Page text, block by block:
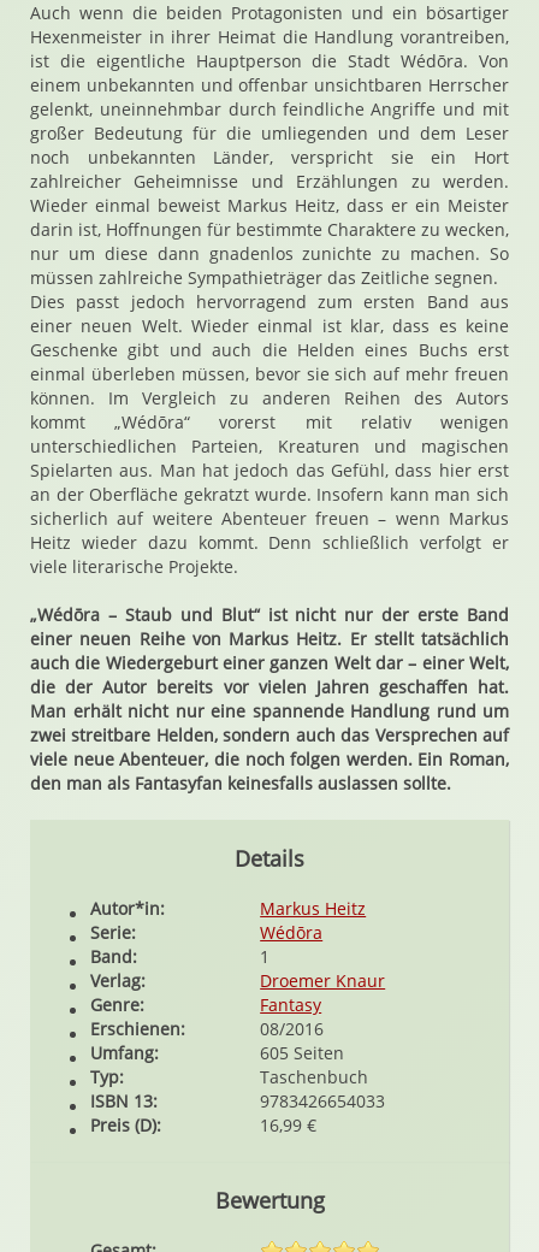
Auch wenn die beiden Protagonisten und ein bösartiger
Hexenmeister in ihrer Heimat die Handlung vorantreiben,
ist die eigentliche Hauptperson die Stadt Wédōra. Von
einem unbekannten und offenbar unsichtbaren Herrscher
gelenkt, uneinnehmbar durch feindliche Angriffe und mit
großer Bedeutung für die umliegenden und dem Leser
noch unbekannten Länder, verspricht sie ein Hort
zahlreicher Geheimnisse und Erzählungen zu werden.
Wieder einmal beweist Markus Heitz, dass er ein Meister
darin ist, Hoffnungen für bestimmte Charaktere zu wecken,
nur um diese dann gnadenlos zunichte zu machen. So
müssen zahlreiche Sympathieträger das Zeitliche segnen.
Dies passt jedoch hervorragend zum ersten Band aus
einer neuen Welt. Wieder einmal ist klar, dass es keine
Geschenke gibt und auch die Helden eines Buchs erst
einmal überleben müssen, bevor sie sich auf mehr freuen
können. Im Vergleich zu anderen Reihen des Autors
kommt „Wédōra“ vorerst mit relativ wenigen
unterschiedlichen Parteien, Kreaturen und magischen
Spielarten aus. Man hat jedoch das Gefühl, dass hier erst
an der Oberfläche gekratzt wurde. Insofern kann man sich
sicherlich auf weitere Abenteuer freuen – wenn Markus
Heitz wieder dazu kommt. Denn schließlich verfolgt er
viele literarische Projekte.
„Wédōra – Staub und Blut“ ist nicht nur der erste Band
einer neuen Reihe von Markus Heitz. Er stellt tatsächlich
auch die Wiedergeburt einer ganzen Welt dar – einer Welt,
die der Autor bereits vor vielen Jahren geschaffen hat.
Man erhält nicht nur eine spannende Handlung rund um
zwei streitbare Helden, sondern auch das Versprechen auf
viele neue Abenteuer, die noch folgen werden. Ein Roman,
den man als Fantasyfan keinesfalls auslassen sollte.
Details
Autor*in:
Markus Heitz
Serie:
Wédōra
Band:
1
Verlag:
Droemer Knaur
Genre:
Fantasy
Erschienen:
08/2016
Umfang:
605 Seiten
Typ:
Taschenbuch
ISBN 13:
9783426654033
Preis (D):
16,99 €
Bewertung